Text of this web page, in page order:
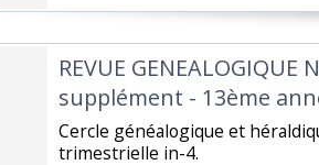
‎REVUE GENEALOGIQUE
supplément - 13ème
‎Cercle généalogique et
trimestrielle in-4.‎